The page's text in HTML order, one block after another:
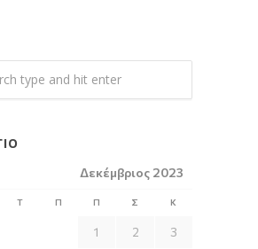
Δεκέμβριος 2023
Τ Π Π Σ Κ
1 2 3